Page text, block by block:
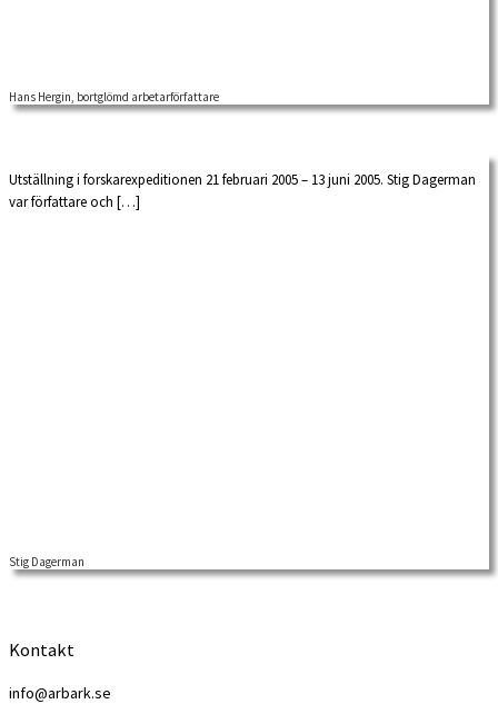
Hans Hergin, bortglömd arbetarförfattare
Utställning i forskarexpeditionen 21 februari 2005 – 13 juni 2005. Stig Dagerman
var författare och […]
Stig Dagerman
Kontakt
info@arbark.se